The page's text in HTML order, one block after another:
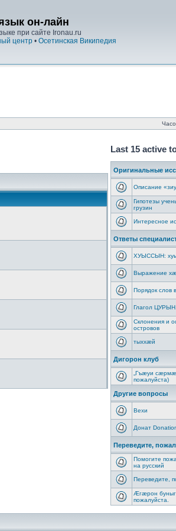
он-лайн
при сайте Ironau.ru
центр • Осетинская Википедия
Last 15 active
Оригинальные
Описание
Гипотезы
грузин
Интересное
Ответы
ХУЫССЫН:
Выражение
Порядок слов
Глагол ЦУРЫН.
Склонения и
островов
тыххӕй
Дигорон клуб
„Гъæуи
пожалуйста)
Другие вопросы
Вехи
Донат
Переведите,
Помогите
на русский
Переведите,
Æгæрон
пожалуйста.